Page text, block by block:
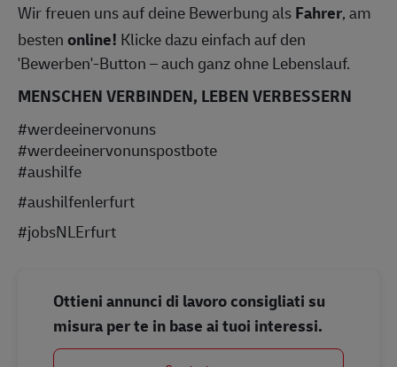
Wir freuen uns auf deine Bewerbung alsFahrer, am
bestenonline! Klicke dazu einfach auf den
'Bewerben'-Button – auch ganz ohne Lebenslauf.
MENSCHEN VERBINDEN, LEBEN VERBESSERN
#werdeeinervonuns
#werdeeinervonunspostbote
#aushilfe
#aushilfenlerfurt
#jobsNLErfurt
Ottieni annunci di lavoro consigliati su
misura per te in base ai tuoi interessi.